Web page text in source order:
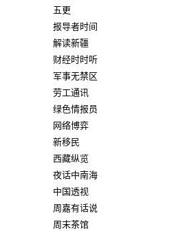
五更
报导者时间
解读新疆
财经时时听
军事无禁区
劳工通讯
绿色情报员
网络博弈
新移民
西藏纵览
夜话中南海
中国透视
周嘉有话说
周末茶馆